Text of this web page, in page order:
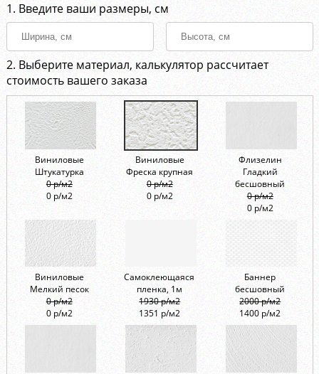
1. Введите ваши размеры, см
2. Выберите материал, калькулятор рассчитает
стоимость вашего заказа
Виниловые
Штукатурка
0 р/м2
0 р/м2
Виниловые
Фреска крупная
0 р/м2
0 р/м2
Флизелин
Гладкий
бесшовный
0 р/м2
0 р/м2
Виниловые
Мелкий песок
0 р/м2
0 р/м2
Самоклеющаяся
пленка, 1м
1930 р/м2
1351 р/м2
Баннер
бесшовный
2000 р/м2
1400 р/м2